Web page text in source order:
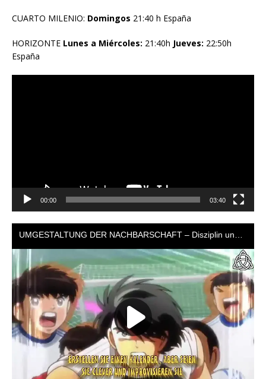
CUARTO MILENIO: Domingos 21:40 h España
HORIZONTE Lunes a Miércoles: 21:40h Jueves: 22:50h
España
00:00 03:40